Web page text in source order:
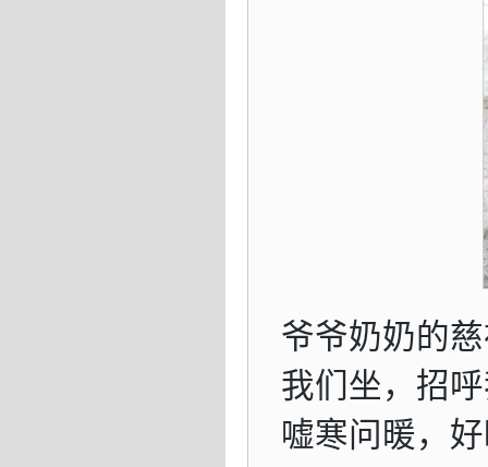
爷爷奶奶的
我们坐，招
嘘寒问暖，